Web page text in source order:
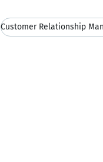
Customer Relationship